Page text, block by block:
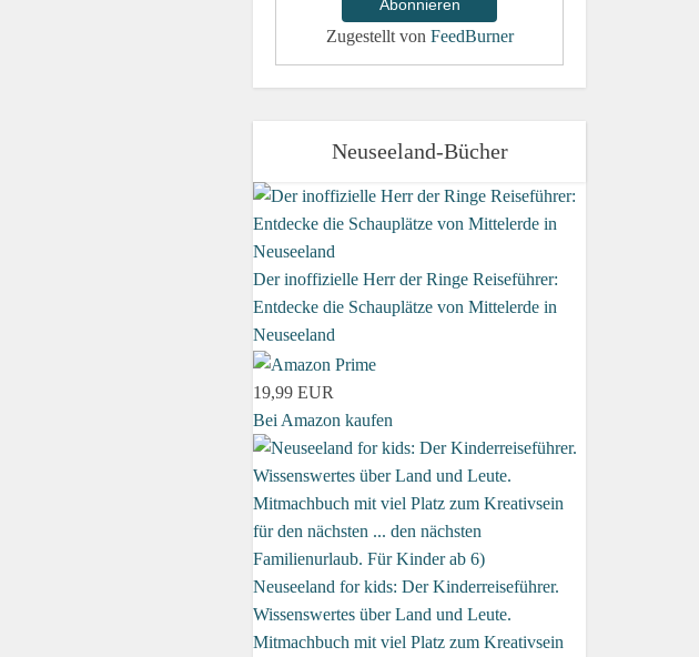
Zugestellt von FeedBurner
Neuseeland-Bücher
Der inoffizielle Herr der Ringe Reiseführer:
Entdecke die Schauplätze von Mittelerde in
Neuseeland
19,99 EUR
Bei Amazon kaufen
Neuseeland for kids: Der Kinderreiseführer.
Wissenswertes über Land und Leute.
Mitmachbuch mit viel Platz zum Kreativsein